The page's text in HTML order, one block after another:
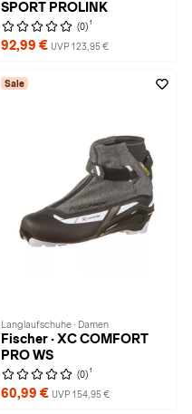
SPORT PROLINK
(0) 1
92,99 € UVP 123,95 €
Sale
Langlaufschuhe · Damen
Fischer · XC COMFORT
PRO WS
(0) 1
60,99 € UVP 154,95 €